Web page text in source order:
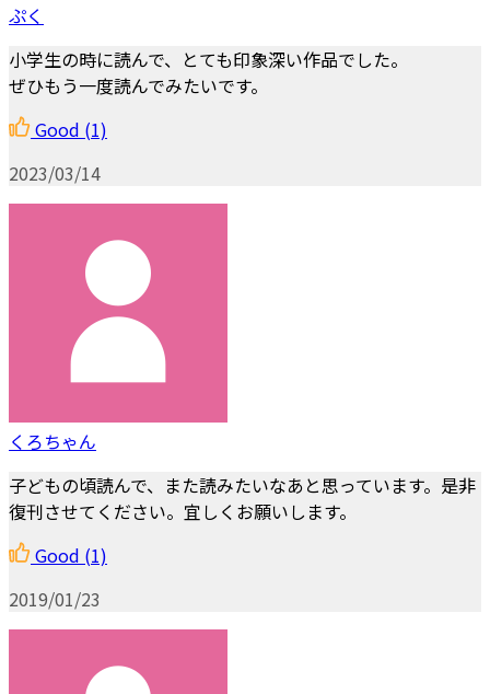
ぷく
小学生の時に読んで、とても印象深い作品でした。
ぜひもう一度読んでみたいです。
Good (1)
2023/03/14
くろちゃん
子どもの頃読んで、また読みたいなあと思っています。是非
復刊させてください。宜しくお願いします。
Good (1)
2019/01/23